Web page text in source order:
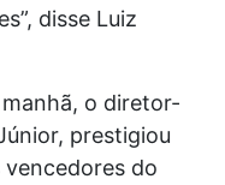
disse Luiz
o diretor-
prestigiou
do